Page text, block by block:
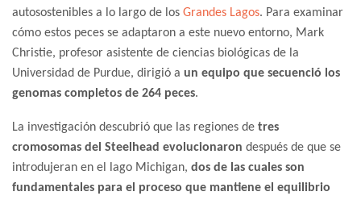
autosostenibles a lo largo de los Grandes Lagos. Para examinar
cómo estos peces se adaptaron a este nuevo entorno, Mark
Christie, profesor asistente de ciencias biológicas de la
Universidad de Purdue, dirigió a un equipo que secuenció los
genomas completos de 264 peces.
La investigación descubrió que las regiones de tres
cromosomas del Steelhead evolucionaron después de que se
introdujeran en el lago Michigan, dos de las cuales son
fundamentales para el proceso que mantiene el equilibrio